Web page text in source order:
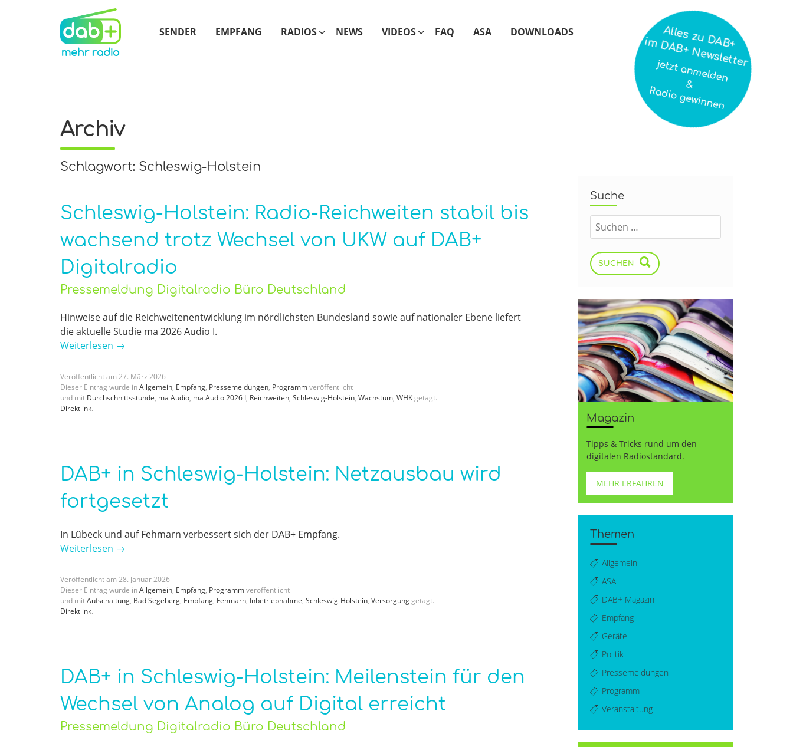
SENDER EMPFANG RADIOS NEWS VIDEOS FAQ ASA DOWNLOADS
Archiv
Schlagwort: Schleswig-Holstein
Schleswig-Holstein: Radio-Reichweiten stabil bis
wachsend trotz Wechsel von UKW auf DAB+
Digitalradio
Pressemeldung Digitalradio Büro Deutschland
Hinweise auf die Reichweitenentwicklung im nördlichsten Bundesland sowie auf nationaler Ebene liefert
die aktuelle Studie ma 2026 Audio I.
Weiterlesen →
Veröffentlicht am 27. März 2026
Dieser Eintrag wurde inAllgemein, Empfang, Pressemeldungen, Programmveröffentlicht
und mit Durchschnittsstunde, ma Audio, ma Audio 2026 I, Reichweiten, Schleswig-Holstein, Wachstum, WHK getagt.
Direktlink.
DAB+ in Schleswig-Holstein: Netzausbau wird
fortgesetzt
In Lübeck und auf Fehmarn verbessert sich der DAB+ Empfang.
Weiterlesen →
Veröffentlicht am 28. Januar2026
Dieser Eintrag wurde inAllgemein, Empfang, Programmveröffentlicht
und mitAufschaltung, Bad Segeberg, Empfang, Fehmarn, Inbetriebnahme, Schleswig-Holstein, Versorgung getagt.
Direktlink.
DAB+ in Schleswig-Holstein: Meilenstein für den
Wechsel von Analog auf Digital erreicht
Pressemeldung Digitalradio Büro Deutschland
Suche
SUCHEN
Magazin
Tipps & Tricks rund um den
digitalen Radiostandard.
MEHR ERFAHREN
Themen
Allgemein
ASA
DAB+ Magazin
Empfang
Geräte
Politik
Pressemeldungen
Programm
Veranstaltung
Alles zu DAB+
im DAB+ Newsletter
jetzt anmelden
&
Radio gewinnen